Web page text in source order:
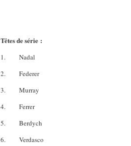
Têtes de série :
1.
Nadal
2.
Federer
3.
Murray
4.
Ferrer
5.
Berdych
6.
Verdasco